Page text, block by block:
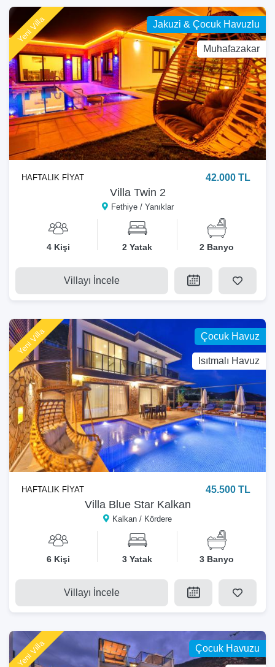
Jakuzi & Çocuk Havuzlu
Muhafazakar
Yeni Villa
Villa Twin 2
Fethiye / Yanıklar
HAFTALIK FİYAT 42.000 TL
4 Kişi 2 Yatak 2 Banyo
Villayı İncele
Çocuk Havuz
Isıtmalı Havuz
Yeni Villa
Villa Blue Star Kalkan
Kalkan / Kördere
HAFTALIK FİYAT 45.500 TL
6 Kişi 3 Yatak 3 Banyo
Villayı İncele
Çocuk Havuzu
Yeni Villa